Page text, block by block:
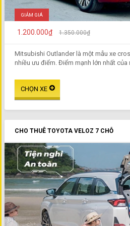
GIẢM GIÁ
1.200.000₫ 1.350.000₫
Mitsubishi Outlander là một mẫu xe
nhiều ưu điểm. Điểm mạnh lớn nhất của
CHO THUÊ TOYOTA VELOZ 7 CHỖ